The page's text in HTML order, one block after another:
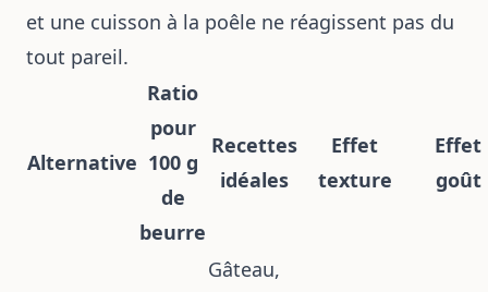
et une cuisson à la poêle ne réagissent pas du
tout pareil.
Alternative
Ratio
pour
100 g
de
beurre
Recettes
idéales
Effet
texture
Effet
goût
Gâteau,